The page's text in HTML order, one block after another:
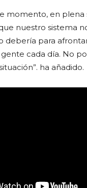
momento, en plena
nuestro sistema
debería para
cada día. No
ha añadido.